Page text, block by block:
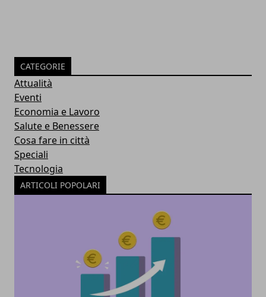
CATEGORIE
Attualità
Eventi
Economia e Lavoro
Salute e Benessere
Cosa fare in città
Speciali
Tecnologia
ARTICOLI POPOLARI